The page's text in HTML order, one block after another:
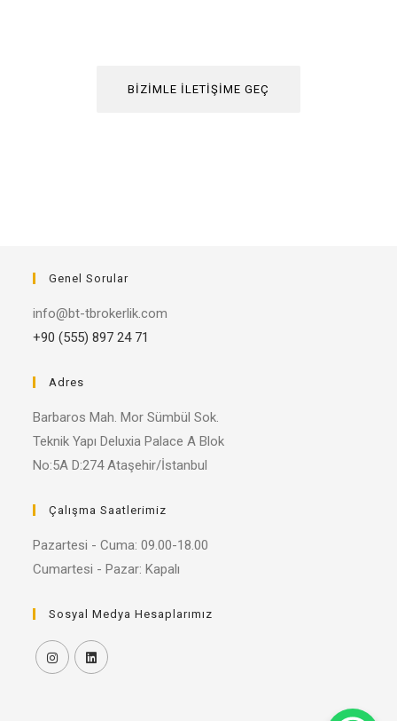
BIZIMLE ILETIŞIME GEÇ
Genel Sorular
info@bt-tbrokerlik.com
+90 (555) 897 24 71
Adres
Barbaros Mah. Mor Sümbül Sok.
Teknik Yapı Deluxia Palace A Blok
No:5A D:274 Ataşehir/İstanbul
Çalışma Saatlerimiz
Pazartesi - Cuma: 09.00-18.00
Cumartesi - Pazar: Kapalı
Sosyal Medya Hesaplarımız